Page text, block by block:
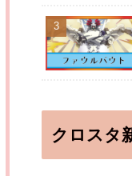
クロスタ